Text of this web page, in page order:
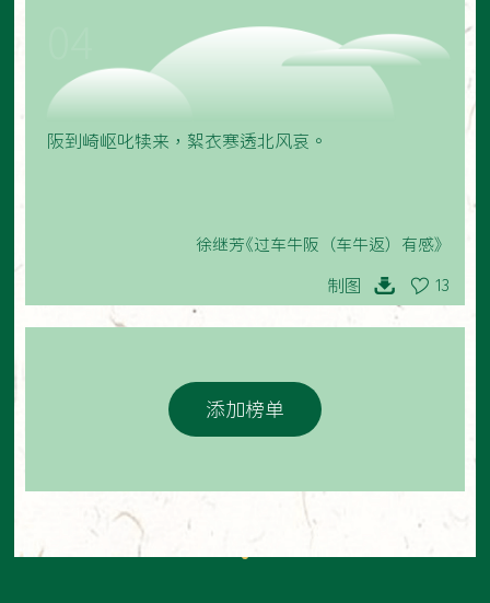
阪到崎岖叱犊来，絮衣寒透北风哀。
徐继芳《过车牛阪（车牛返）有感》
制图 13
添加榜单